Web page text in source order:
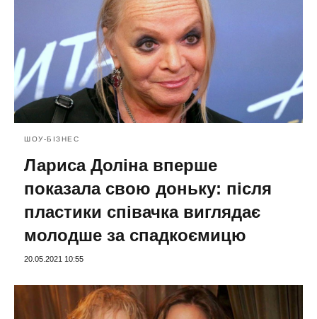
ШОУ-БІЗНЕС
Лариса Доліна вперше
показала свою доньку: після
пластики співачка виглядає
молодше за спадкоємицю
20.05.2021 10:55